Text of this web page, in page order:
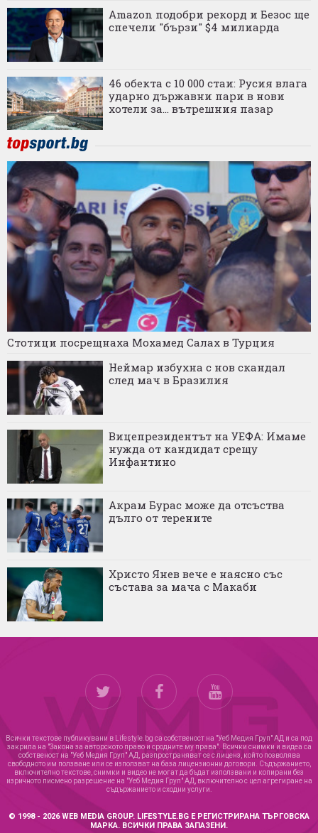
Amazon подобри рекорд и Безос ще
спечели "бързи" $4 милиарда
46 обекта с 10 000 стаи: Русия влага
ударно държавни пари в нови
хотели за... вътрешния пазар
Стотици посрещнаха Мохамед Салах в Турция
Неймар избухна с нов скандал
след мач в Бразилия
Вицепрезидентът на УЕФА: Имаме
нужда от кандидат срещу
Инфантино
Акрам Бурас може да отсъства
дълго от терените
Христо Янев вече е наясно със
състава за мача с Макаби
Всички текстове публикувани в Lifestyle.bg са собственост на "Уеб Медия Груп" АД и са под
закрила на "Закона за авторското право и сродните му права". Всички снимки и видеа са
собственост на "Уеб Медия Груп" АД, разпространяват се с лиценз, който позволява
свободното им ползване или се използват на база лицензионни договори. Съдържанието,
включително текстове, снимки и видео не могат да бъдат използвани и копирани без
изричното писмено разрешение на "Уеб Медия Груп" АД, включително с цел агрегиране на
съдържанието и сходни услуги.
© 1998 - 2026 WEB MEDIA GROUP. LIFESTYLE.BG Е РЕГИСТРИРАНА ТЪРГОВСКА
МАРКА. ВСИЧКИ ПРАВА ЗАПАЗЕНИ.